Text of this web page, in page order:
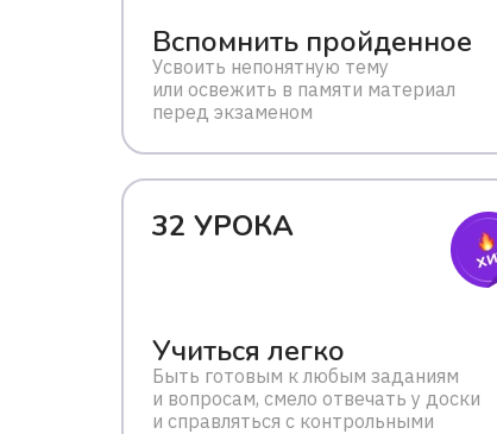
Вспомнить пройденное
Усвоить непонятную тему
или освежить в памяти материал
перед экзаменом
32 УРОКА
Учиться легко
Быть готовым к любым заданиям
и вопросам, смело отвечать у доски
и справляться с контрольными